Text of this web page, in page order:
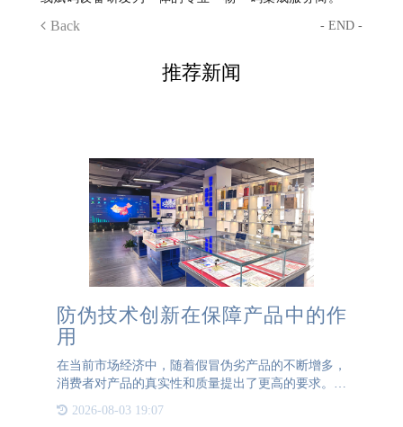
Back - END -
推荐新闻
防伪技术创新在保障产品中的作
用
在当前市场经济中，随着假冒伪劣产品的不断增多，
消费者对产品的真实性和质量提出了更高的要求。防
段，其创新对于消费者、企业及整个市场均具有重要
2026-08-03 19:07